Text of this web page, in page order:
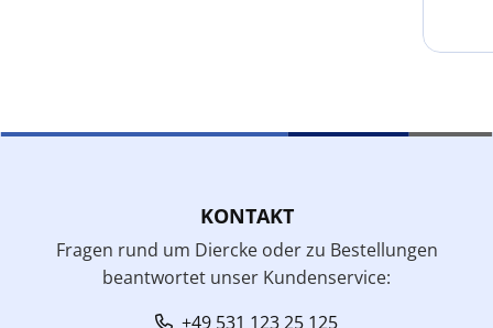
KONTAKT
Fragen rund um Diercke oder zu Bestellungen
beantwortet unser Kundenservice:
+49 531 123 25 125